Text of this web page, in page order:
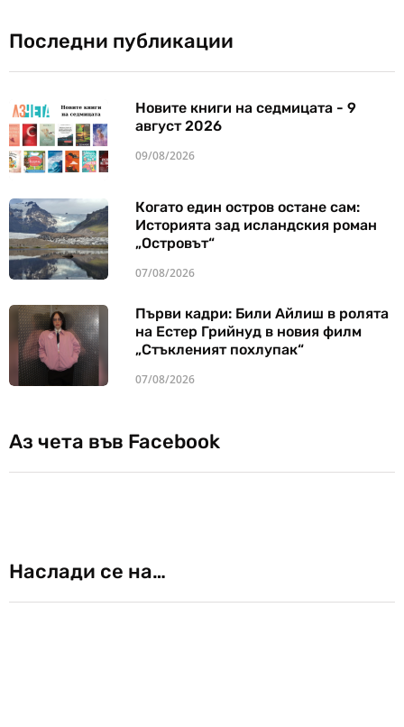
Последни публикации
Новите книги на седмицата - 9
август 2026
09/08/2026
Когато един остров остане сам:
Историята зад исландския роман
„Островът“
07/08/2026
Първи кадри: Били Айлиш в ролята
на Естер Грийнуд в новия филм
„Стъкленият похлупак“
07/08/2026
Аз чета във Facebook
Наслади се на…